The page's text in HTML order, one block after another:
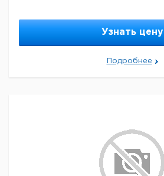
Узнать цену
Подробнее